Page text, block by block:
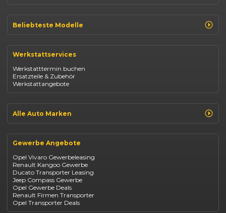
Beliebteste Modelle
Opel Corsa
Fiat 500
Dacia Duster
Dacia Sandero
Jeep Compass
Suzuki Vitara
Suzuki Swift
BYD Seal
Mazda CX-30
Citroen C4
Werkstattservices
Werkstatttermin buchen
Ersatzteile & Zubehör
Werkstattangebote
Alle Auto Marken
Opel
Fiat
Jeep
Suzuki
BYD
Kia
Mazda
Citroën
Abarth
Gewerbe Angebote
Opel Vivaro Gewerbeleasing
Renault Kangoo Gewerbe
Ducato Transporter Leasing
Jeep Compass Gewerbe
Opel Gewerbe Deals
Renault Firmen Transporter
Opel Transporter Deals